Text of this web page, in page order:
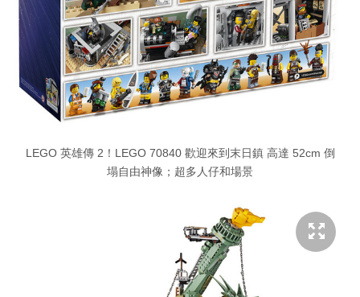
LEGO 英雄傳 2！LEGO 70840 歡迎來到末日鎮 高達 52cm 倒
塌自由神像；超多人仔和場景